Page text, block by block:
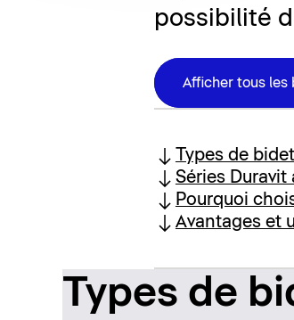
possibilité
Afficher tous les
Types de
Séries Duravit
Pourquoi
Avantages et
Types de